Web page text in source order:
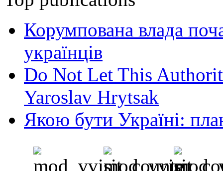
Корумпована влада
українців
Do Not Let This
Yaroslav Hrytsak
Якою бути Україні: